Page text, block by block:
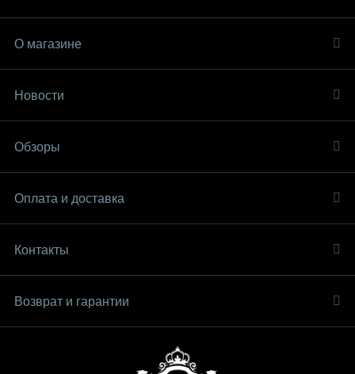
О магазине
Новости
Обзоры
Оплата и доставка
Контакты
Возврат и гарантии